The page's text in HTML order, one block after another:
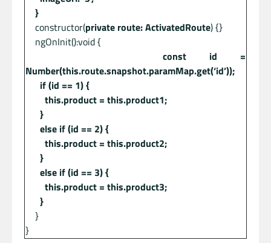
}
constructor(private route: ActivatedRoute) {}
ngOnInit():void {
const id =
Number(this.route.snapshot.paramMap.get(‘id’));
if (id == 1) {
this.product = this.product1;
}
else if (id == 2) {
this.product = this.product2;
}
else if (id == 3) {
this.product = this.product3;
}
}
}